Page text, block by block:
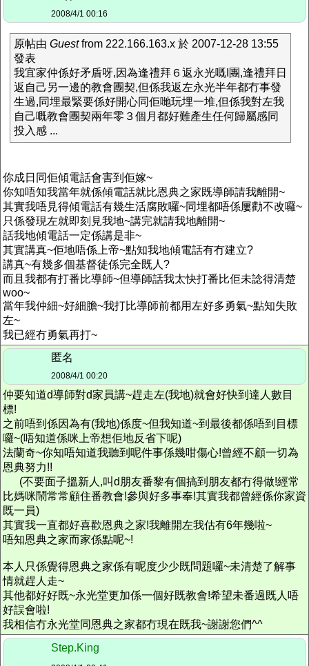
2008/4/1 00:16
原帖由 Guestfrom 222.166.163.x 於 2007-12-28 13:55
發表
我宜家仲係好矛盾呀,因為逢禮拜６返永光嘅I團,逢禮拜日
返自己另一邊的教會團契,但係我返左永光半年都冇事發
生過,同埋最緊要係好開心同佢哋玩埋一堆,但係我對左我
自己嘅教會團契兩年零３個月都好難產生任何歸屬感同
投入感 ...
你成日同佢傾電話會害到佢嫁~
你知唔知我當年就係傾電話就比恩典之家既導師請我離開~
其實我唔見得傾電話有幾生活腐敗囉~同埋都唔係屢勸不改囉~
只係發現左就即刻見我地~講完就請我地離開~
話我地傾電話一定係講是非~
其實講真~佢地唔係上帝~點知我地傾電話有冇建立?
講真~有幾多個基督徒係完全既人?
而且我都有打番比導師~但導師話我太快打番比佢未諗得清楚
woo~
當年我仲細~好細膽~我打比導師前都用左好多勇氣~點知失敗
左~
我已經冇勇氣再打~
匿名
2008/4/1 00:20
仲要知道d導師對d家員講~趕走左(我地)就會好快到達人數目
標!
之前唔到係因為有(我地)係度~但我知道~到最後都係唔到目標
囉~(唔知道係咪上帝想佢地反省下呢)
法蘭奇~你知唔知道我聽到呢件事係幾咁傷心!曾經不顧一切為
恩典努力!!
(不要面子搵新人,叫d朋友番黎有個搞到朋友都冇得做!經常
比媽咪鬧常常顧住番教會!參與好多事奉!其實我都曾經係你家資
既一員)
其實我一直都好喜歡恩典之家!我離開左我估有6年幾啦~
唔知恩典之家而家係點呢~!
本人只係覺得恩典之家係有呢度少少既問題囉~未清楚了解事
情就趕人走~
其他都好好既~永光堂更加係一個好既教會!希望未番過既人唔
好誤會啦!
我相信冇永光堂同恩典之家都冇現在既我~謝謝您們^^
Step.King